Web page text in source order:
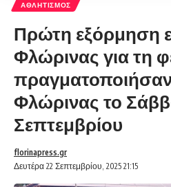
ΑΘΛΗΤΙΣΜΌΣ
Πρώτη εξόρμηση
Φλώρινας για τη
πραγματοποιήσαν
Φλώρινας το
Σεπτεμβρίου
Δευτέρα 22 Σεπτεμβρίου, 2025 21:15
florinapress.gr